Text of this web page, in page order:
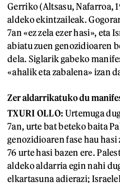
Gerriko (Altsasu, Nafarroa,
aldeko ekintzaileak.
7an «ez zela ezer hasi», eta
abiatu zuen genozidioaren
dela. Siglarik gabeko
«ahalik eta zabalena» izan
Zer aldarrikatuko du
TXURI OLLO: Urtemuga
7an, urte bat beteko baita
genozidioaren fase hau
76 urte hasi bazen ere.
aldeko aldarria egin nahi
elkartasuna adierazi;